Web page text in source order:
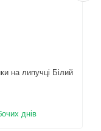
на липучці Білий
днів